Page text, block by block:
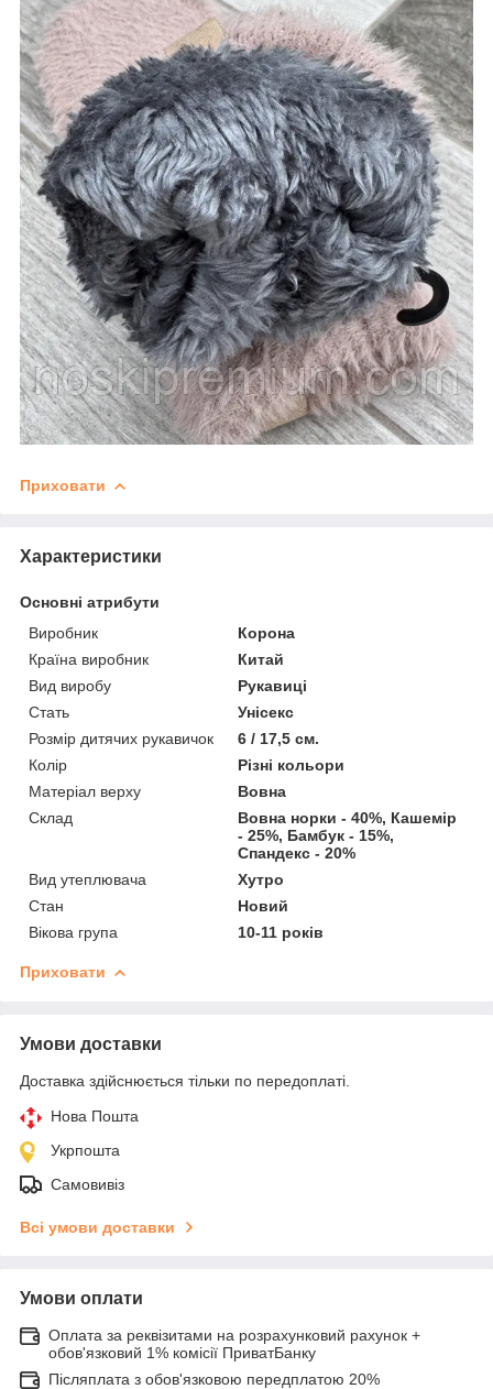
Приховати
Характеристики
Основні атрибути
Виробник
Корона
Країна виробник
Китай
Вид виробу
Рукавиці
Стать
Унісекс
Розмір дитячих рукавичок
6 / 17,5 см.
Колір
Різні кольори
Матеріал верху
Вовна
Склад
Вовна норки - 40%, Кашемір
- 25%, Бамбук - 15%,
Спандекс - 20%
Вид утеплювача
Хутро
Стан
Новий
Вікова група
10-11 років
Приховати
Умови доставки
Доставка здійснюється тільки по передоплаті.
Нова Пошта
Укрпошта
Самовивіз
Всі умови доставки
Умови оплати
Оплата за реквізитами на розрахунковий рахунок +
обов'язковий 1% комісії ПриватБанку
Післяплата з обов'язковою передплатою 20%